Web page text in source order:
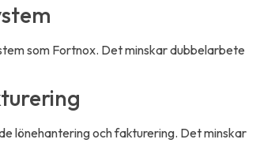
som Fortnox. Det minskar dubbelarbete
lönehantering och fakturering. Det minskar